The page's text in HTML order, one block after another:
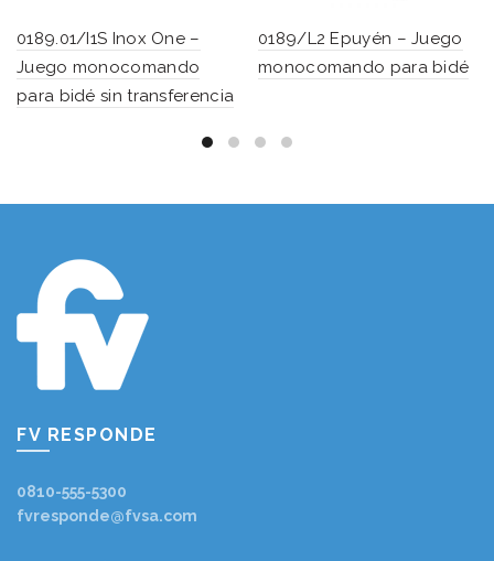
0189.01/I1S Inox One –
Juego monocomando
para bidé sin transferencia
0189/L2 Epuyén – Juego
monocomando para bidé
FV RESPONDE
0810-555-5300
fvresponde@fvsa.com